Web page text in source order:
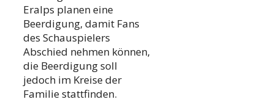
Eralps planen eine
Beerdigung, damit Fans
des Schauspielers
Abschied nehmen können,
die Beerdigung soll
jedoch im Kreise der
Familie stattfinden.